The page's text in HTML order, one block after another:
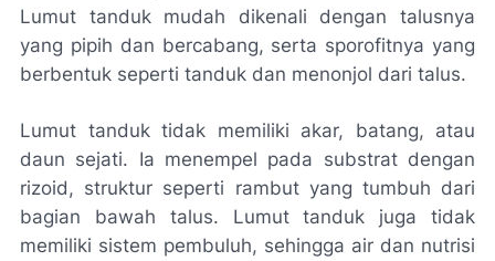
Lumut tanduk mudah dikenali dengan talusnya
yang pipih dan bercabang, serta sporofitnya yang
berbentuk seperti tanduk dan menonjol dari talus.
Lumut tanduk tidak memiliki akar, batang, atau
daun sejati. Ia menempel pada substrat dengan
rizoid, struktur seperti rambut yang tumbuh dari
bagian bawah talus. Lumut tanduk juga tidak
memiliki sistem pembuluh, sehingga air dan nutrisi